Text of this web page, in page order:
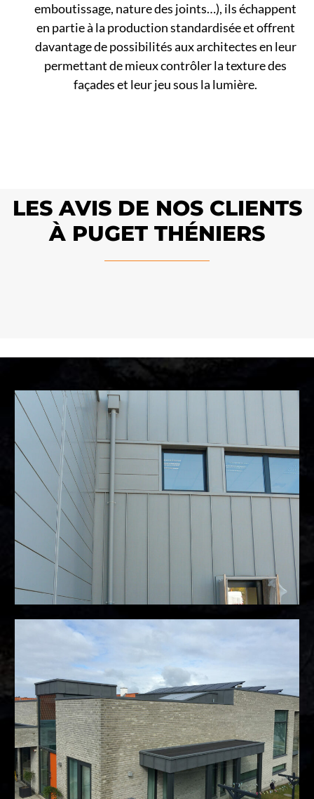
emboutissage, nature des joints…), ils échappent
en partie à la production standardisée et offrent
davantage de possibilités aux architectes en leur
permettant de mieux contrôler la texture des
façades et leur jeu sous la lumière.
LES AVIS DE NOS CLIENTS
À PUGET THÉNIERS